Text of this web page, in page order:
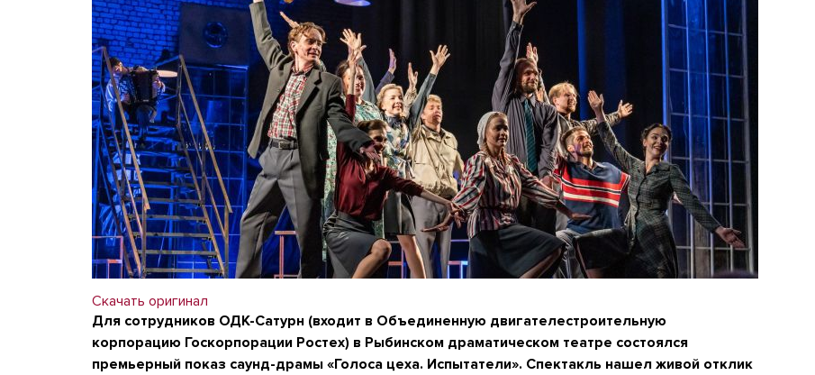
Скачать оригинал
Для сотрудников ОДК-Сатурн (входит в Объединенную двигателестроительную
корпорацию Госкорпорации Ростех) в Рыбинском драматическом театре состоялся
премьерный показ саунд-драмы «Голоса цеха. Испытатели». Спектакль нашел живой отклик